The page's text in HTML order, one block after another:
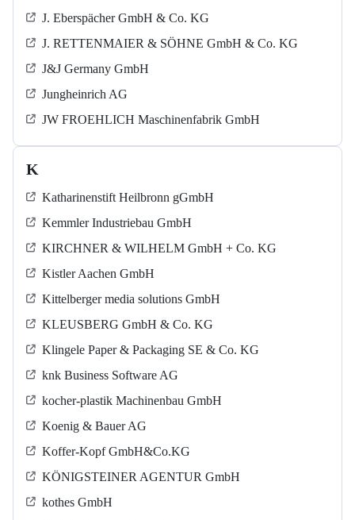
J. Eberspächer GmbH & Co. KG
J. RETTENMAIER & SÖHNE GmbH & Co. KG
J&J Germany GmbH
Jungheinrich AG
JW FROEHLICH Maschinenfabrik GmbH
K
Katharinenstift Heilbronn gGmbH
Kemmler Industriebau GmbH
KIRCHNER & WILHELM GmbH + Co. KG
Kistler Aachen GmbH
Kittelberger media solutions GmbH
KLEUSBERG GmbH & Co. KG
Klingele Paper & Packaging SE & Co. KG
knk Business Software AG
kocher-plastik Machinenbau GmbH
Koenig & Bauer AG
Koffer-Kopf GmbH&Co.KG
KÖNIGSTEINER AGENTUR GmbH
kothes GmbH